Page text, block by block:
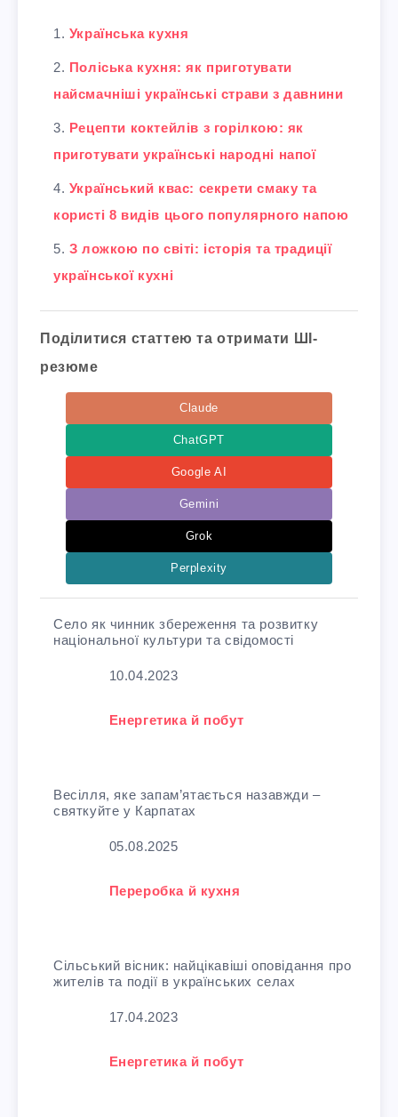
Українська кухня
Поліська кухня: як приготувати
найсмачніші українські страви з давнини
Рецепти коктейлів з горілкою: як
приготувати українські народні напої
Український квас: секрети смаку та
користі 8 видів цього популярного напою
З ложкою по світі: історія та традиції
української кухні
Поділитися статтею та отримати ШІ-
резюме
Claude
ChatGPT
Google AI
Gemini
Grok
Perplexity
Село як чинник збереження та розвитку
національної культури та свідомості
10.04.2023
У зв'язку з тим, що
Енергетика й побут
Весілля, яке запам’ятається назавжди –
святкуйте у Карпатах
05.08.2025
У зв'язку з тим, що
Переробка й кухня
Сільський вісник: найцікавіші оповідання про
жителів та події в українських селах
17.04.2023
У зв'язку з тим, що
Енергетика й побут